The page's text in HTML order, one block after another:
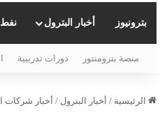
بترونيوز أخبار البترول نفط
منصة بترومنتور دورات تدريبية
الرئيسية / أخبار البترول / أخبار شركات